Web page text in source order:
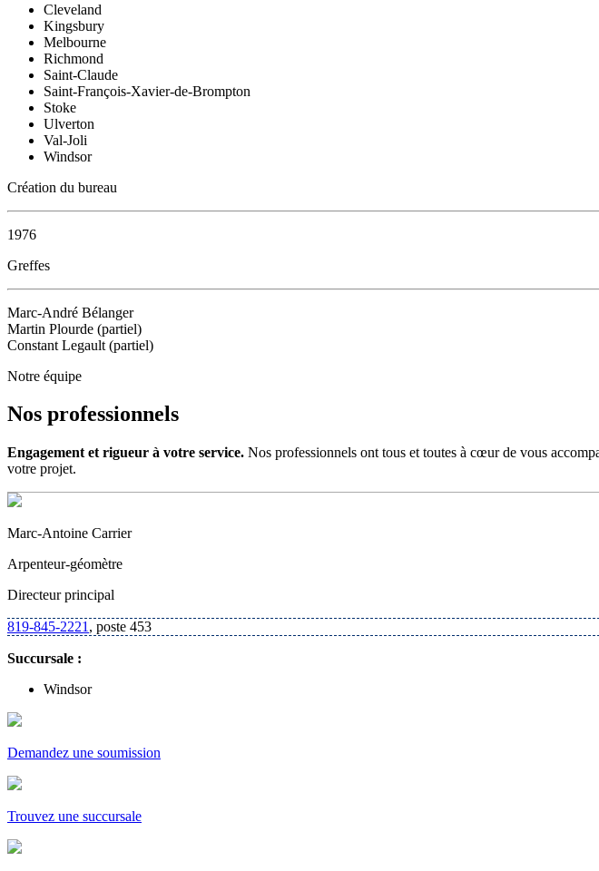
Cleveland
Kingsbury
Melbourne
Richmond
Saint-Claude
Saint-François-Xavier-de-Brompton
Stoke
Ulverton
Val-Joli
Windsor
Création du bureau
1976
Greffes
Marc-André Bélanger
Martin Plourde (partiel)
Constant Legault (partiel)
Notre équipe
Nos professionnels
Engagement et rigueur à votre service. Nos professionnels ont tous et toutes à cœur de vous
votre projet.
Marc-Antoine Carrier
Arpenteur-géomètre
Directeur principal
819-845-2221 , poste 453
Succursale :
Windsor
Demandez une soumission
Trouvez une succursale